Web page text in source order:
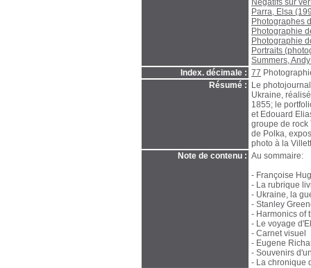
Négatifs sur
Parra, Elsa
Photographes
Photographie
Photographie
Portraits
Summers,
Index. décimale : 77
Résumé :
Le
Ukraine,
1855; le
et Edouard
groupe de rock
de Polka,
photo à la
Note de contenu : Au sommaire:
- Françoise
- La rubrique
- Ukraine, la
- Stanley
- Harmonics of
- Le voyage
- Carnet visuel
- Eugene
- Souvenirs
- La chronique